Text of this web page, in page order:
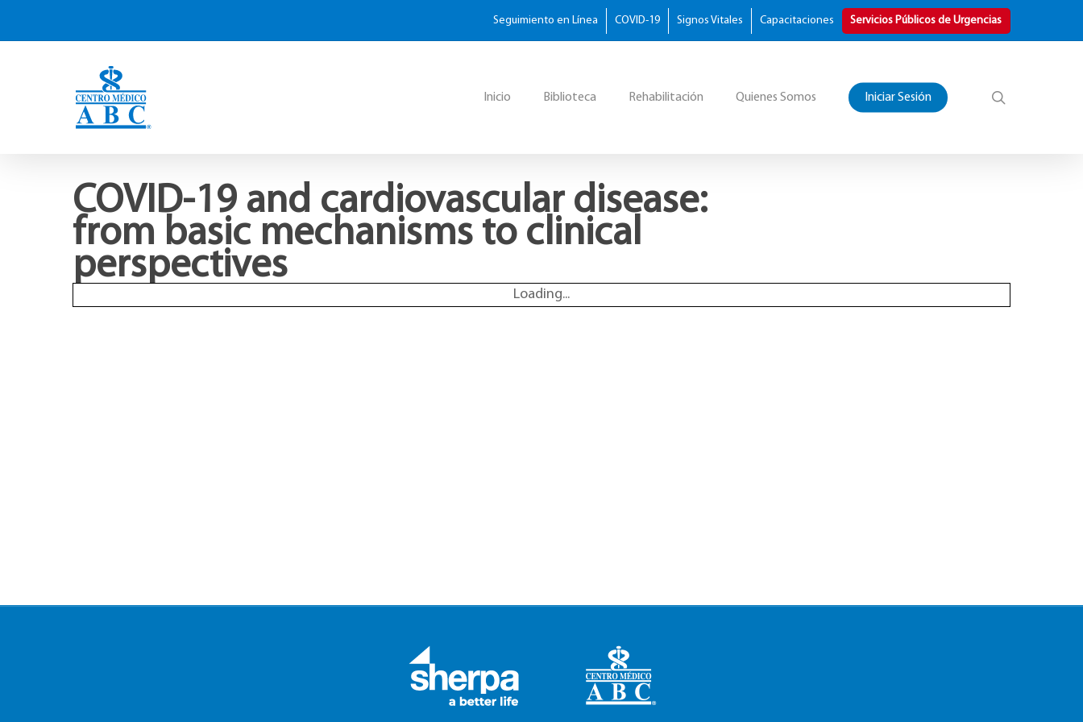
Seguimiento en Línea COVID-19 Signos Vitales Capacitaciones Servicios Públicos de Urgencias
Inicio Biblioteca Rehabilitación Quienes Somos Iniciar Sesión
COVID-19 and cardiovascular disease:
from basic mechanisms to clinical
perspectives
Loading...